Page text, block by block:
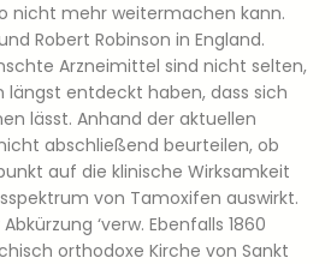
nicht mehr weit­er­ma­chen kann.
Robert Robinson in England.
Arzneimittel sind nicht selten,
längst entdeckt haben, dass sich
lässt. Anhand der aktuellen
abschließend beurteilen, ob
auf die klinische Wirksamkeit
von Tamoxifen auswirkt.
‘verw. Ebenfalls 1860
orthodoxe Kirche von Sankt